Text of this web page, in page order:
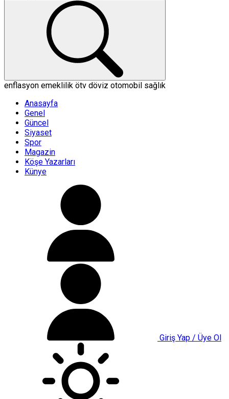
enflasyon emeklilik ötv döviz otomobil sağlık
Anasayfa
Genel
Güncel
Siyaset
Spor
Magazin
Köşe Yazarları
Künye
Giriş Yap / Üye Ol